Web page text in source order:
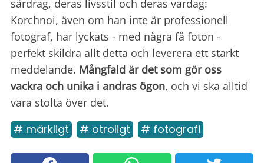
särdrag, deras livsstil och deras vardag:
Korchnoi, även om han inte är professionell
fotograf, har lyckats - med några få foton -
perfekt skildra allt detta och leverera ett starkt
meddelande. Mångfald är det som gör oss
vackra och unika i andras ögon, och vi ska alltid
vara stolta över det.
# märkligt # otroligt # fotografi